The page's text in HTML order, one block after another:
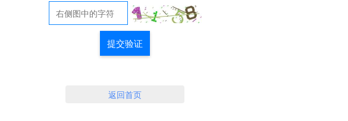
提交验证
返回首页